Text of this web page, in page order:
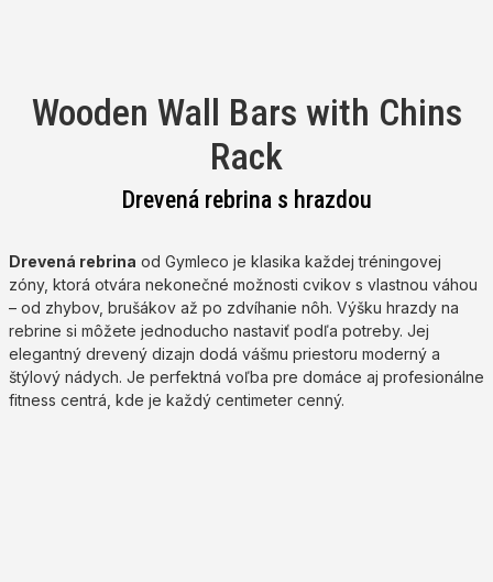
Wooden Wall Bars with Chins
Rack
Drevená rebrina s hrazdou
Drevená rebrina od Gymleco je klasika každej tréningovej
zóny, ktorá otvára nekonečné možnosti cvikov s vlastnou váhou
– od zhybov, brušákov až po zdvíhanie nôh. Výšku hrazdy na
rebrine si môžete jednoducho nastaviť podľa potreby. Jej
elegantný drevený dizajn dodá vášmu priestoru moderný a
štýlový nádych. Je perfektná voľba pre domáce aj profesionálne
fitness centrá, kde je každý centimeter cenný.